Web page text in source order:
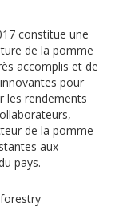
constitue une
de la pomme
accomplis et de
pour
les rendements
de la pomme
aux
pays.